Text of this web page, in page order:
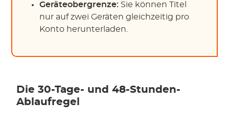
Geräteobergrenze: Sie können Titel
nur auf zwei Geräten gleichzeitig pro
Konto herunterladen.
Die 30-Tage- und 48-Stunden-
Ablaufregel